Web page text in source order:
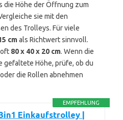
die Höhe der Öffnung zum
sie mit den
des Trolleys. Für viele
cmals Richtwert sinnvoll.
80 x 40 x 20 cm. Wenn die
gefaltete Höhe, prüfe, ob du
die Rollen abnehmen
EMPFEHLUNG
Einkaufstrolley |